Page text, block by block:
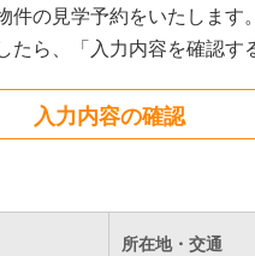
件の見学予約をいたします。
ら、「入力内容を確認す
入力内容の確認
所在地・交通